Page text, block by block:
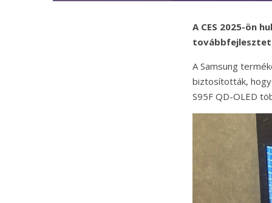
A CES 2025-ön
A Samsung
biztosították,
S95F QD-OLED